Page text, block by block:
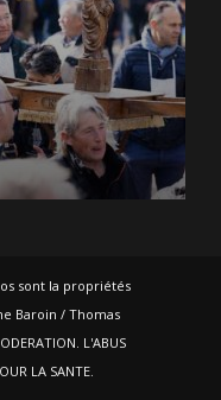
sont la propriétés
Baroin / Thomas
L'ABUS
LA SANTE.